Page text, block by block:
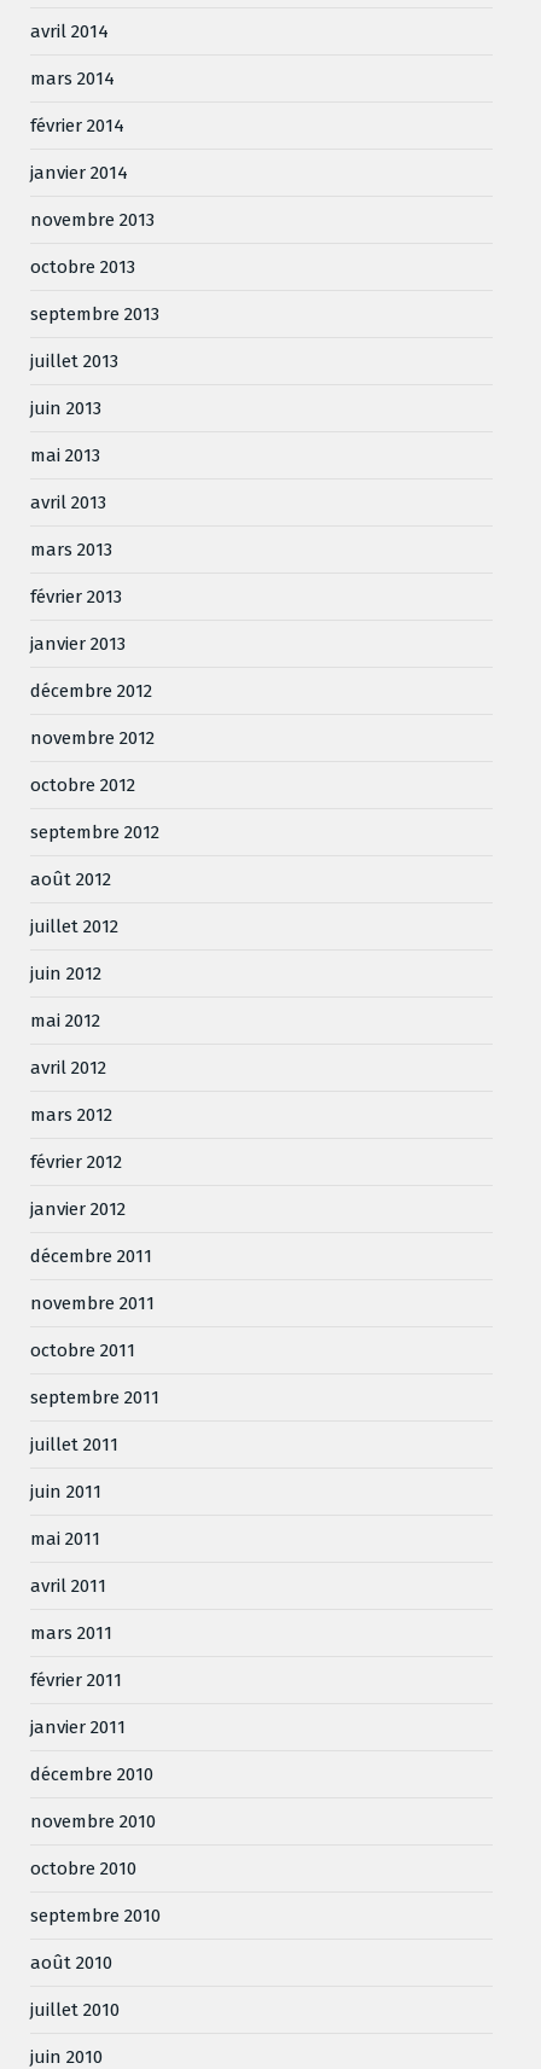
avril 2014
mars 2014
février 2014
janvier 2014
novembre 2013
octobre 2013
septembre 2013
juillet 2013
juin 2013
mai 2013
avril 2013
mars 2013
février 2013
janvier 2013
décembre 2012
novembre 2012
octobre 2012
septembre 2012
août 2012
juillet 2012
juin 2012
mai 2012
avril 2012
mars 2012
février 2012
janvier 2012
décembre 2011
novembre 2011
octobre 2011
septembre 2011
juillet 2011
juin 2011
mai 2011
avril 2011
mars 2011
février 2011
janvier 2011
décembre 2010
novembre 2010
octobre 2010
septembre 2010
août 2010
juillet 2010
juin 2010